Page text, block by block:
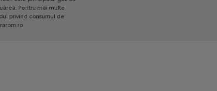
Pentru mai multe
privind consumul de